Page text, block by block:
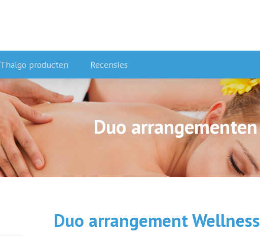
Thalgo producten Recensies
Duo arrangementen
Duo arrangement Wellness